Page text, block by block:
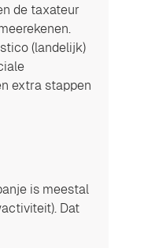
de taxateur
(landelijk)
extra stappen
is meestal
Dat